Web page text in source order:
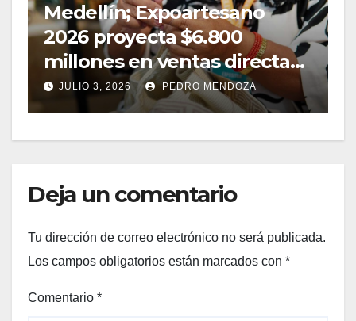
Medellín; Expoartesano
2026 proyecta $6.800
millones en ventas directas
y un impacto de USD 9,7
millones
JULIO 3, 2026 PEDRO MENDOZA
Deja un comentario
Tu dirección de correo electrónico no será publicada.
Los campos obligatorios están marcados con *
Comentario *